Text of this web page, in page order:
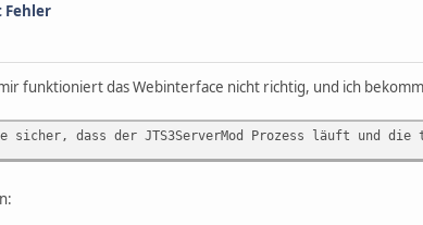
Fehler
funktioniert das Webinterface nicht richtig, und ich
dass der JTS3ServerMod Prozess läuft und